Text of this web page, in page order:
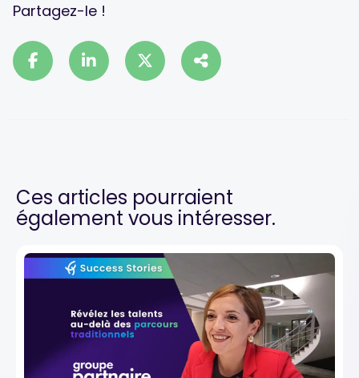
Partagez-le !
Ces articles pourraient
également vous intéresser.